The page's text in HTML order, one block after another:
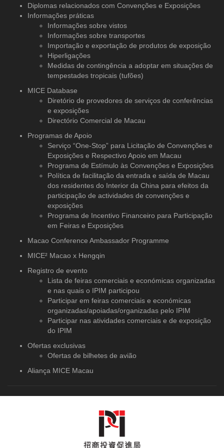
Diplomas relacionados com Convenções e Exposições
Informações práticas
Informações sobre vistos
Informações sobre transportes
Importação e exportação de produtos de exposição
Hiperligações
Medidas de contingência a adoptar em situações de
tempestades tropicais (tufões)
MICE Database
Diretório de provedores de serviços de conferências
e exposições
Directório Comercial de Macau
Programas de Apoio
Serviço “One-Stop” para Licitação de Convenções e
Exposições e Respectivo Apoio em Macau
Programa de Estímulo às Convenções e Exposições
Política de facilitação da entrada e saída de Macau
dos residentes do Interior da China para efeitos da
participação de actividades de convenções e
exposições
Programa de Incentivo Financeiro para Participação
em Feiras e Exposições
Macao Conference Ambassador Programme
MICE² Macao x Hengqin
Registro de evento
Lista de feiras comerciais e económicas organizadas
e nas quais o IPIM participou
Participar em feiras comerciais e económicas
organizadas/apoiadas/organizadas pelo IPIM
Participar nas atividades comerciais e de exposição
do IPIM
Ofertas exclusivas
Ofertas de bilhetes de avião
Aliança MICE Macau